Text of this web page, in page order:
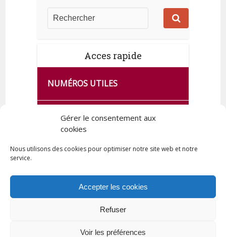
Gérer le consentement aux
cookies
Nous utilisons des cookies pour optimiser notre site web et notre
service.
Accepter les cookies
Refuser
Voir les préférences
Acces rapide
NUMÉROS UTILES
CA SE PASSE À FRANCE SERVICES
DE QUINGEY
Tous droits réservés © 2023 Commune de Quingey / Création -